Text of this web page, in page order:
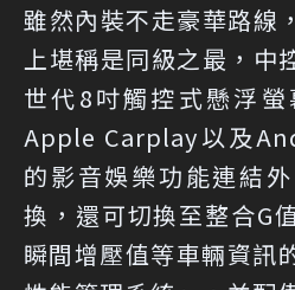
雖然內裝不走豪華路線
上堪稱是同級之最，中
世代8吋觸控式懸浮
Apple Carplay以及
的影音娛樂功能連結
換，還可切換至整合G
瞬間增壓值等車輛資訊